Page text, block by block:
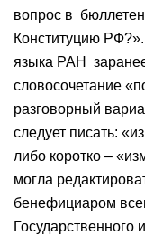
вопрос в
Конституцию РФ?».
языка РАН
словосочетание
разговорный
следует писать:
либо коротко –
могла
бенефициаром
Государственного